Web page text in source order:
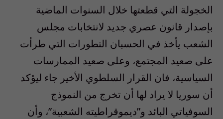
الخجولة التي قطعتها خلال السنوات الماضية
بإصدار قانون عصري جديد لانتخابات مجلس
الشعب يأخذ في الحسبان التطورات التي طرأت
على صعيد المجتمع، وعلى صعيد الممارسات
السياسية، فان القرار السلطوي الأخير جاء ليؤكد
أن سوريا لا يراد لها أن تخرج من النموذج
السوفياتي البائد و”ديموقراطيته الشعبية”، وأن